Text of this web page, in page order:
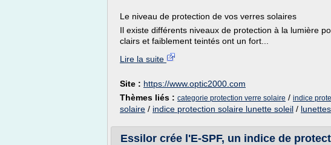
Le niveau de protection de vos verres solaires
Il existe différents niveaux de protection à la lumière
clairs et faiblement teintés ont un fort...
Lire la suite
Site : https://www.optic2000.com
Thèmes liés : categorie protection verre solaire / indice
solaire / indice protection solaire lunette soleil /
Essilor crée l'E-SPF, un indice de